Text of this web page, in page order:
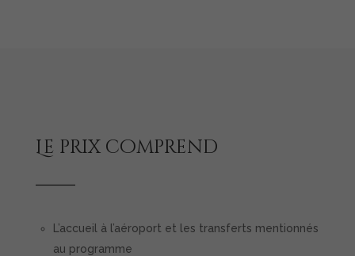
Le prix comprend
L’accueil à l’aéroport et les transferts mentionnés
au programme